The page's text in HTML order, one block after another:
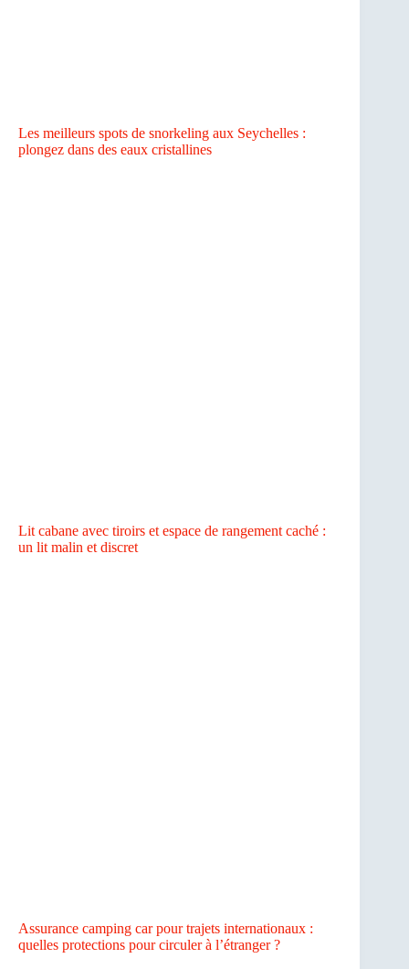
Les meilleurs spots de snorkeling aux Seychelles :
plongez dans des eaux cristallines
Lit cabane avec tiroirs et espace de rangement caché :
un lit malin et discret
Assurance camping car pour trajets internationaux :
quelles protections pour circuler à l’étranger ?